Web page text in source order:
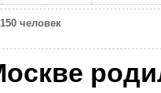
человек